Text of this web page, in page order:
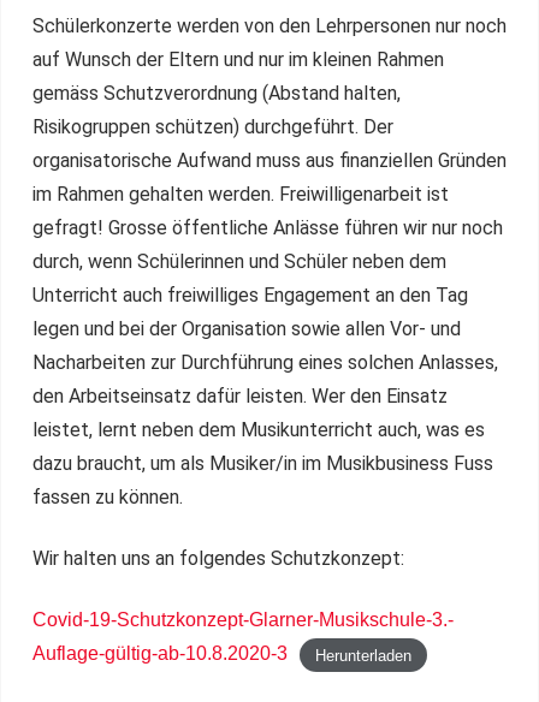
Schülerkonzerte werden von den Lehrpersonen nur noch
auf Wunsch der Eltern und nur im kleinen Rahmen
gemäss Schutzverordnung (Abstand halten,
Risikogruppen schützen) durchgeführt. Der
organisatorische Aufwand muss aus finanziellen Gründen
im Rahmen gehalten werden. Freiwilligenarbeit ist
gefragt! Grosse öffentliche Anlässe führen wir nur noch
durch, wenn Schülerinnen und Schüler neben dem
Unterricht auch freiwilliges Engagement an den Tag
legen und bei der Organisation sowie allen Vor- und
Nacharbeiten zur Durchführung eines solchen Anlasses,
den Arbeitseinsatz dafür leisten. Wer den Einsatz
leistet, lernt neben dem Musikunterricht auch, was es
dazu braucht, um als Musiker/in im Musikbusiness Fuss
fassen zu können.
Wir halten uns an folgendes Schutzkonzept:
Covid-19-Schutzkonzept-Glarner-Musikschule-3.-
Auflage-gültig-ab-10.8.2020-3
Herunterladen